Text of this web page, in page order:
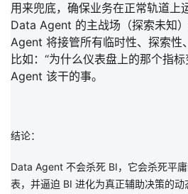
用来兜底，确保业务在正常轨道上
Data Agent 的主战场（探索未知）
Agent 将接管所有临时性、探索性
比如：“为什么仪表盘上的那个指
Agent 该干的事。
结论：
Data Agent 不会杀死 BI，它会杀死平
表，并逼迫 BI 进化为真正辅助决策的